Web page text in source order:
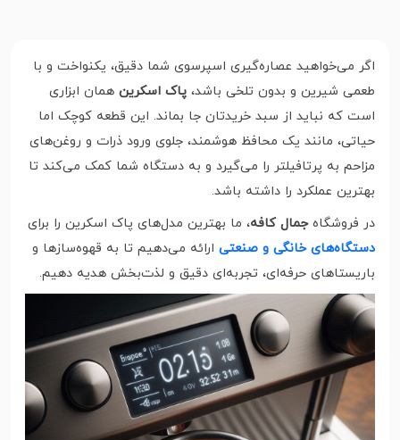
اگر می‌خواهید عصاره‌گیری اسپرسوی شما دقیق، یکنواخت و با
طعمی شیرین و بدون تلخی باشد، پاک اسکرین همان ابزاری
است که نباید از سبد خریدتان جا بماند. این قطعه کوچک اما
حیاتی، مانند یک محافظ هوشمند، جلوی ورود ذرات و روغن‌های
مزاحم به پرتافیلتر را می‌گیرد و به دستگاه شما کمک می‌کند تا
بهترین عملکرد را داشته باشد.
در فروشگاهجمال کافه، ما بهترین مدل‌های پاک اسکرین را برای
دستگاه‌های خانگی و صنعتی ارائه می‌دهیم تا به قهوه‌سازها و
باریستاهای حرفه‌ای، تجربه‌ای دقیق و لذت‌بخش هدیه دهیم.